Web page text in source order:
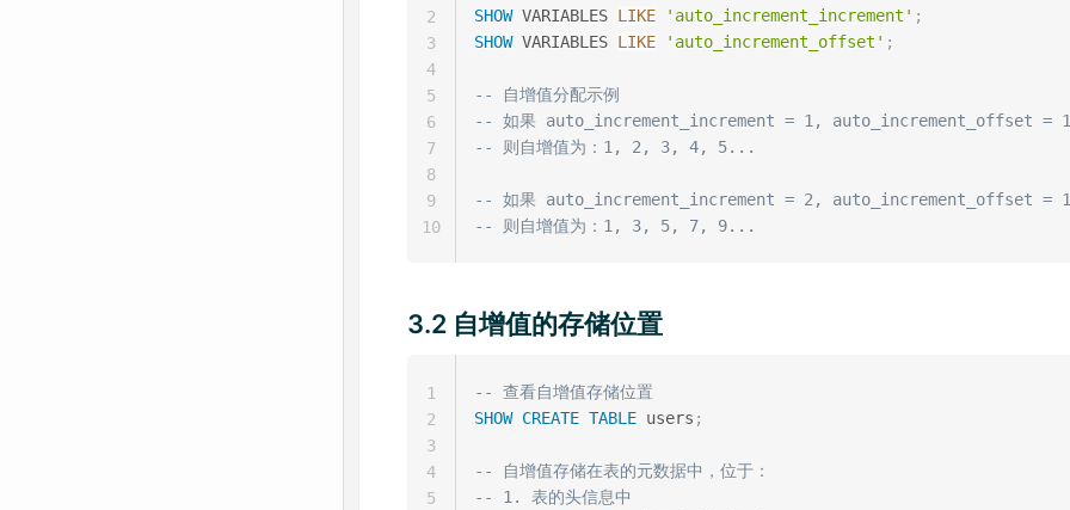
SHOW VARIABLES LIKE 'auto_increment_increment' ;
SHOW VARIABLES LIKE 'auto_increment_offset' ;
-- 自增值分配示例
-- 如果 auto_increment_increment = 1, auto_increment_offset = 1
-- 则自增值为：1, 2, 3, 4, 5...
-- 如果 auto_increment_increment = 2, auto_increment_offset = 1
-- 则自增值为：1, 3, 5, 7, 9...
2
3
4
5
6
7
8
9
10
3.2 自增值的存储位置
-- 查看自增值存储位置
SHOW CREATE TABLE users ;
-- 自增值存储在表的元数据中，位于：
-- 1. 表的头信息中
1
2
3
4
5